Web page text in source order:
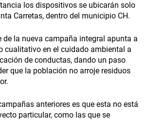
los dispositivos se ubicarán solo
Carretas, dentro del municipio CH.
de la nueva campaña integral apunta a
cualitativo en el cuidado ambiental a
de conductas, dando un paso
que la población no arroje residuos
anteriores es que esta no está
particular, como las que se